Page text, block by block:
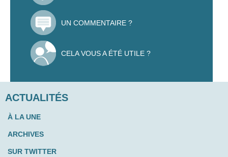
UN COMMENTAIRE ?
CELA VOUS A ÉTÉ UTILE ?
ACTUALITÉS
À LA UNE
ARCHIVES
SUR TWITTER